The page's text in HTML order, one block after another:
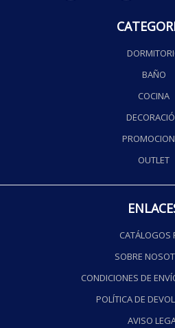
BAÑO
COCINA
OUTLET
CATÁLOGOS
SOBRE
CONDICIONES DE
POLÍTICA DE
AVISO